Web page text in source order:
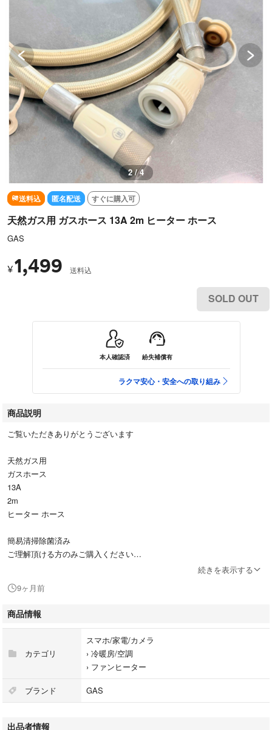
2 / 4
送料込 匿名配送 すぐに購入可
天然ガス用 ガスホース 13A 2m ヒーター ホース
GAS
¥1,499 送料込
SOLD OUT
本人確認済 紛失補償有
ラクマ安心・安全への取り組み
商品説明
ご覧いただきありがとうございます
天然ガス用
ガスホース
13A
2m
ヒーター ホース
簡易清掃除菌済み
ご理解頂ける方のみご購入ください
続きを表示する
9ヶ月前
商品情報
カテゴリ
スマホ/家電/カメラ
› 冷暖房/空調
› ファンヒーター
ブランド GAS
出品者情報